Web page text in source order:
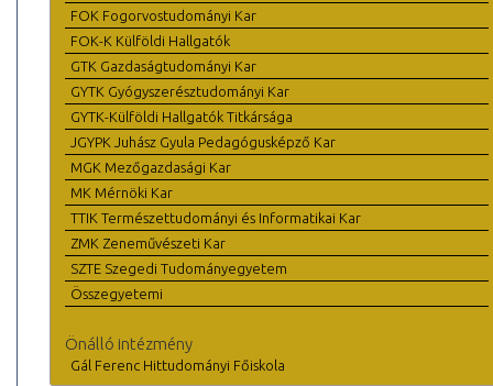
FOK Fogorvostudományi Kar
FOK-K Külföldi Hallgatók
GTK Gazdaságtudományi Kar
GYTK Gyógyszerésztudományi Kar
GYTK-Külföldi Hallgatók Titkársága
JGYPK Juhász Gyula Pedagógusképző Kar
MGK Mezőgazdasági Kar
MK Mérnöki Kar
TTIK Természettudományi és Informatikai Kar
ZMK Zeneművészeti Kar
SZTE Szegedi Tudományegyetem
Összegyetemi
Önálló intézmény
Gál Ferenc Hittudományi Főiskola